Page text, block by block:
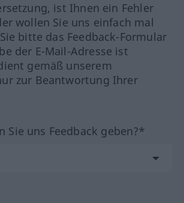
ist Ihnen ein Fehler
wollen Sie uns einfach mal
bitte das Feedback-Formular
der E-Mail-Adresse ist
gemäß unserem
zur Beantwortung Ihrer
Sie uns Feedback geben?*